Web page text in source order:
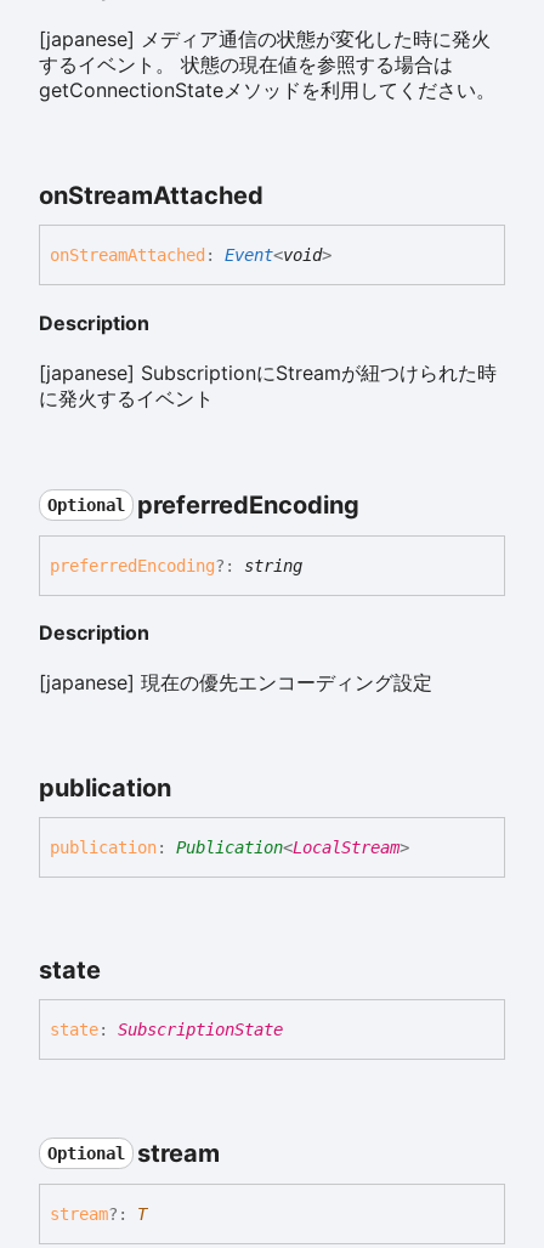
[japanese] メディア通信の状態が変化した時に発火
するイベント。 状態の現在値を参照する場合は
getConnectionStateメソッドを利用してください。
onStreamAttached
onStreamAttached : Event<void>
Description
[japanese] SubscriptionにStreamが紐つけられた時
に発火するイベント
Optional preferredEncoding
preferredEncoding?: string
Description
[japanese] 現在の優先エンコーディング設定
publication
publication: Publication<LocalStream>
state
state: SubscriptionState
Optional stream
stream?: T